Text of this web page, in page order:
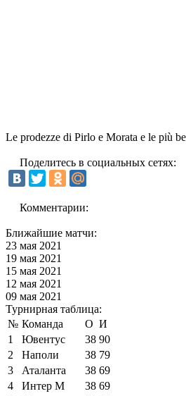
Le prodezze di Pirlo e Morata e le più
Поделитесь в социальных сетях:
Комментарии:
Ближайшие матчи:
23 мая 2021
19 мая 2021
15 мая 2021
12 мая 2021
09 мая 2021
Турнирная таблица:
№ Команда О И
1
Ювентус 38 90
2
Наполи 38 79
3
Аталанта 38 69
4
Интер М 38 69